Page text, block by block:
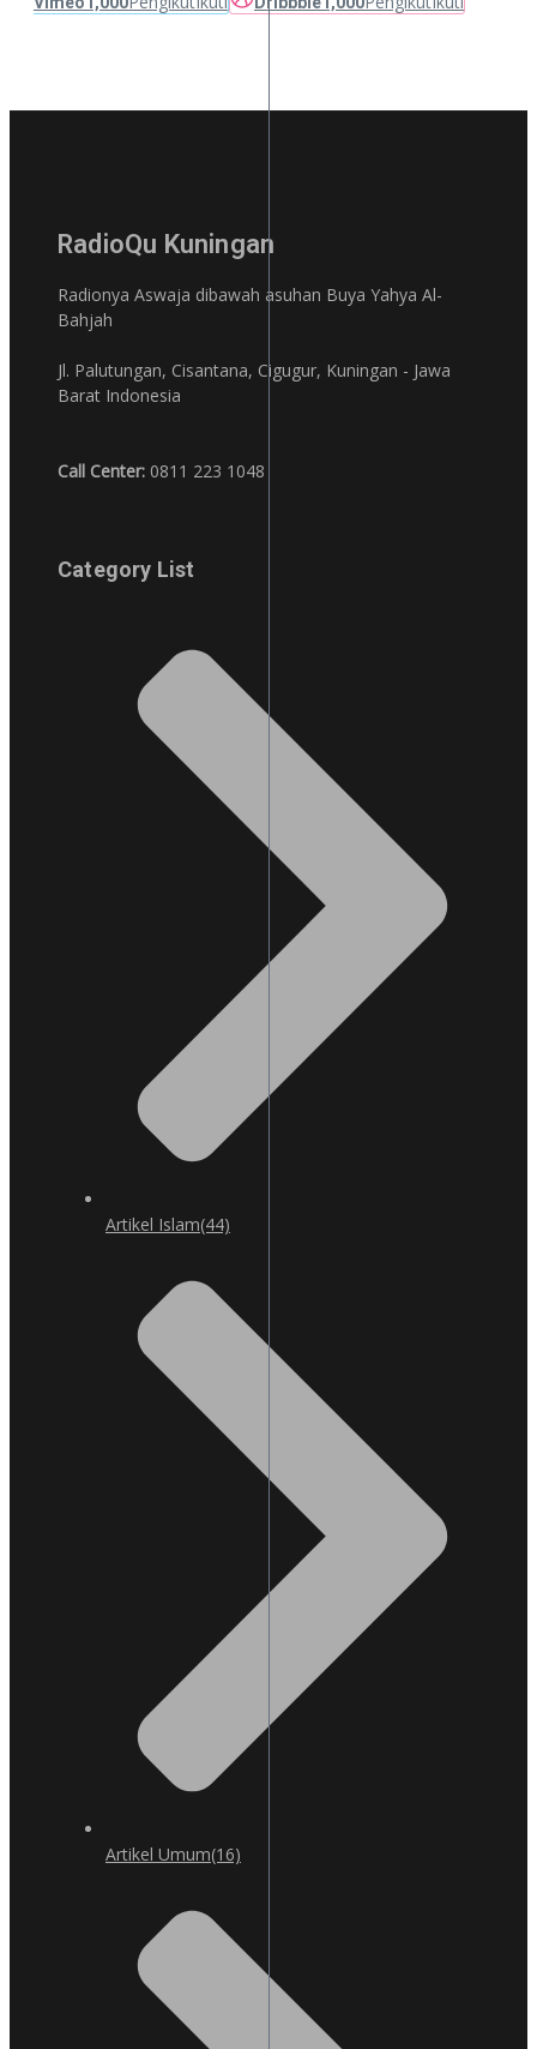
RadioQu Kuningan
Radionya Aswaja dibawah asuhan Buya Yahya Al-
Bahjah
Jl. Palutungan, Cisantana, Cigugur, Kuningan - Jawa
Barat Indonesia
Call Center: 0811 223 1048
Category List
Artikel Islam(44)
Artikel Umum(16)